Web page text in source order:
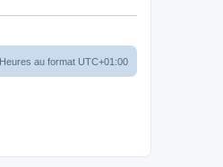
Heures au format UTC+01:00